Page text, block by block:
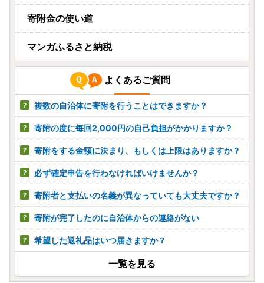
寄附金の使い道
マンガふるさと納税
よくあるご質問
複数の自治体に寄附を行うことはできますか？
寄附の度に毎回2,000円の自己負担がかかりますか？
寄附をする金額に決まり、もしくは上限はありますか？
必ず確定申告を行わなければいけませんか？
寄附者と支払いの名義が異なっていても大丈夫ですか？
寄附が完了したのに自治体からの連絡がない
希望した返礼品はいつ届きますか？
一覧を見る